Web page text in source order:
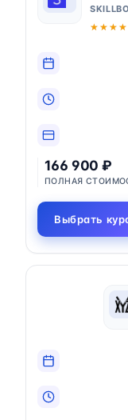
166 900 ₽
ПОЛНАЯ
Выбрать